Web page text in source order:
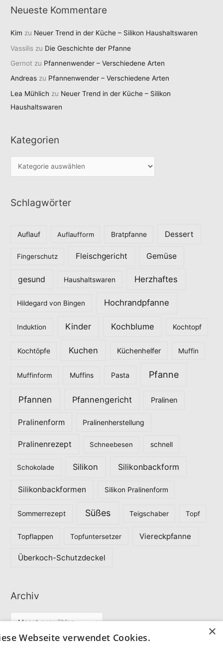
Neueste Kommentare
Kim zu Neuer Trend in der Küche – Silikon Haushaltswaren
Vassilis zu Die Geschichte der Pfanne
Gernot zu Pfannenwender – Verschiedene Arten
Andreas zu Pfannenwender – Verschiedene Arten
Lea Mühlich zu Neuer Trend in der Küche – Silikon
Haushaltswaren
Kategorien
a
e
Schlagwörter
Auflauf Auflaufform Bratpfanne Dessert
Fingerschutz Fleischgericht Gemüse
gesund Haushaltswaren Herzhaftes
Hildegard von Bingen Hochrandpfanne
Induktion Kinder Kochblume Kochtopf
Kochtöpfe Kuchen Küchenhelfer Muffin
Muffinform Muffins Pasta Pfanne
Pfannen Pfannengericht Pralinen
Pralinenform Pralinenherstellung
Pralinenrezept Schneebesen schnell
Schokolade Silikon Silikonbackform
Silikonbackformen Silikon Pralinenform
Sommerrezept Süßes Teigschaber Topf
Topflappen Topfuntersetzer Viereckpfanne
Überkoch-Schutzdeckel
Archiv
×
Webseite verwendet Cookies.